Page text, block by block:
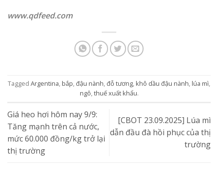
www.qdfeed.com
Tagged Argentina, bắp,đậu nành,đỗ tương, khô dầu đậu nành, lúa mì,
ngô,thuế xuất khẩu.
Giá heo hơi hôm nay 9/9:
Tăng mạnh trên cả nước,
mức 60.000 đồng/kg trở lại
thị trường
[CBOT 23.09.2025] Lúa mì
dẫn đầu đà hồi phục của thị
trường